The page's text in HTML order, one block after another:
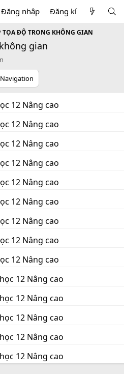
Đăng nhập Đăng kí
ĐỘ TRONG KHÔNG GIAN
gian
Navigation
12 Nâng cao
12 Nâng cao
12 Nâng cao
12 Nâng cao
12 Nâng cao
12 Nâng cao
12 Nâng cao
12 Nâng cao
12 Nâng cao
12 Nâng cao
12 Nâng cao
12 Nâng cao
12 Nâng cao
12 Nâng cao